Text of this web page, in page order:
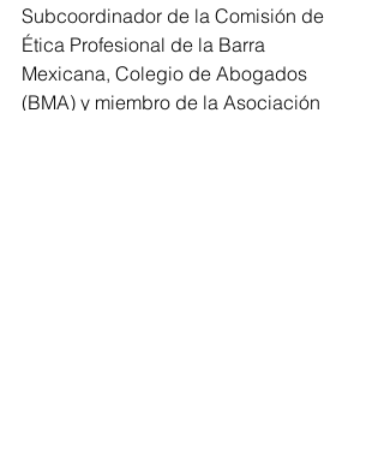
Subcoordinador de la Comisión de
Ética Profesional de la Barra
Mexicana, Colegio de Abogados
(BMA) y miembro de la Asociación